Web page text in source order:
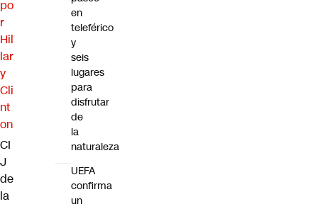
po
r
Hil
lar
y
Cli
nt
on
CI
J
de
la
en
teleférico
y
seis
lugares
para
disfrutar
de
la
naturaleza
UEFA
confirma
un